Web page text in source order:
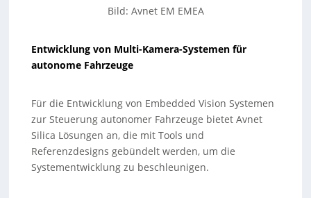
Bild: Avnet EM EMEA
Entwicklung von Multi-Kamera-Systemen für
autonome Fahrzeuge
Für die Entwicklung von Embedded Vision Systemen
zur Steuerung autonomer Fahrzeuge bietet Avnet
Silica Lösungen an, die mit Tools und
Referenzdesigns gebündelt werden, um die
Systementwicklung zu beschleunigen.